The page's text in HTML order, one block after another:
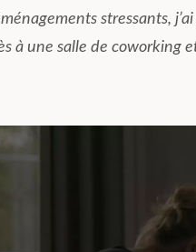
stressants,
à une salle de coworking